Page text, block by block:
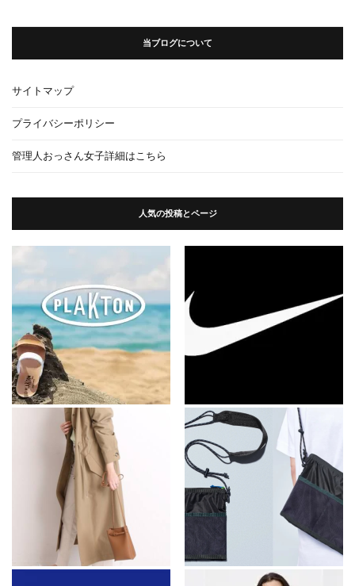
当ブログについて
サイトマップ
プライバシーポリシー
管理人おっさん女子詳細はこちら
人気の投稿とページ